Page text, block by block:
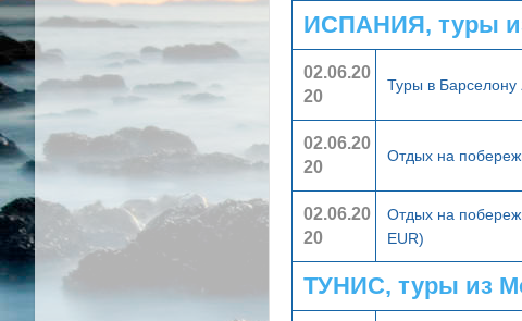
ИСПАНИЯ, туры
02.06.20
20
Туры в Барселону
02.06.20
20
Отдых на
02.06.20
20
Отдых на
EUR)
ТУНИС, туры из